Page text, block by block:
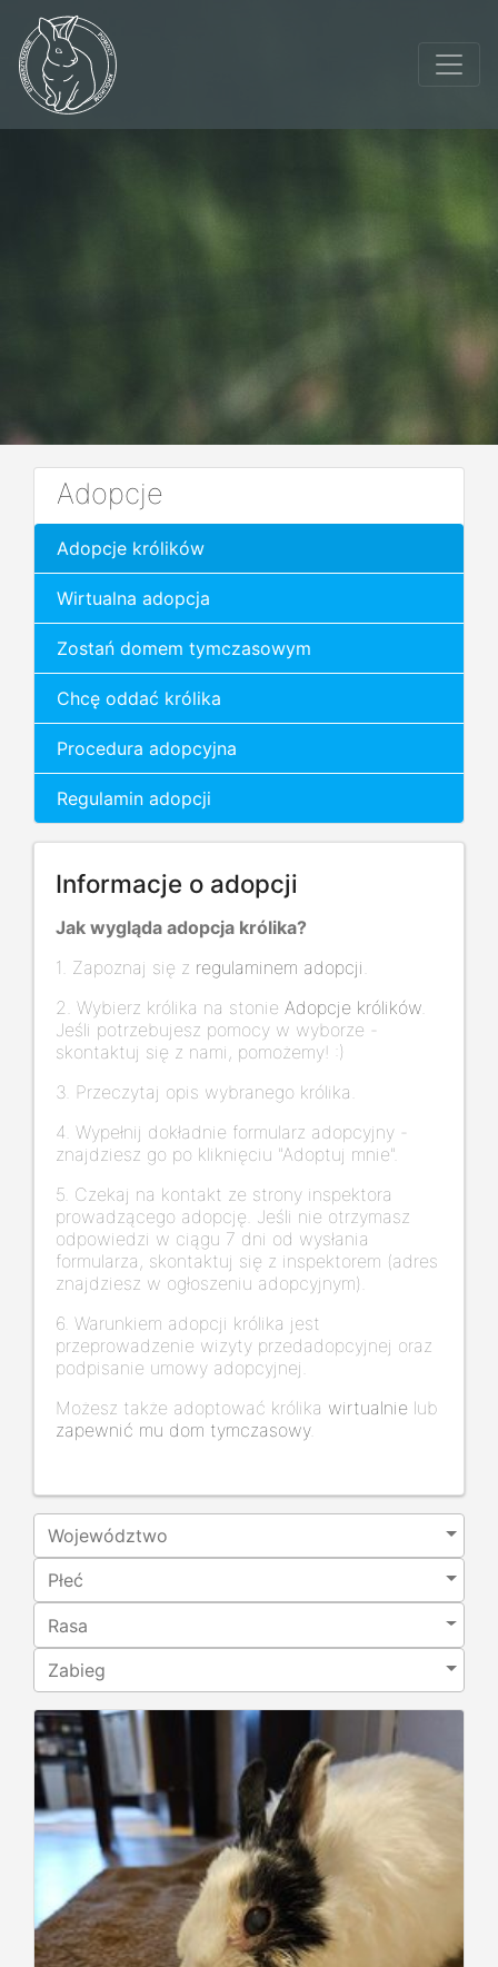
Adopcje
Adopcje królików
Wirtualna adopcja
Zostań domem tymczasowym
Chcę oddać królika
Procedura adopcyjna
Regulamin adopcji
Informacje o adopcji
Jak wygląda adopcja królika?
1. Zapoznaj się z regulaminem adopcji .
2. Wybierz królika na stonieAdopcje królików.
Jeśli potrzebujesz pomocy w wyborze -
skontaktuj się z nami, pomożemy! :)
3. Przeczytaj opis wybranego królika.
4. Wypełnij dokładnie formularz adopcyjny -
znajdziesz go po kliknięciu "Adoptuj mnie".
5. Czekaj na kontakt ze strony inspektora
prowadzącego adopcję. Jeśli nie otrzymasz
odpowiedzi w ciągu 7 dni od wysłania
formularza, skontaktuj się z inspektorem (adres
znajdziesz w ogłoszeniu adopcyjnym).
6. Warunkiem adopcji królika jest
przeprowadzenie wizyty przedadopcyjnej oraz
podpisanie umowy adopcyjnej.
Możesz także adoptować królika wirtualnie lub
zapewnić mu dom tymczasowy.
Województwo
Płeć
Rasa
Zabieg